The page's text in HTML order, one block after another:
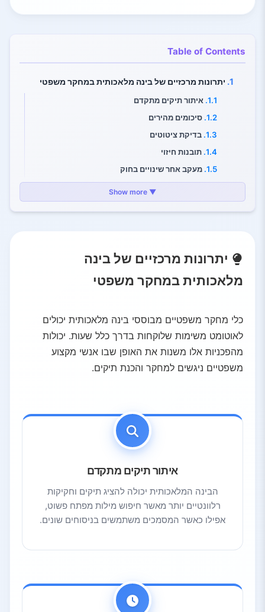
Table of Contents
1. יתרונות מרכזיים של בינה מלאכותית במחקר משפטי
1.1. איתור תיקים מתקדם
1.2. סיכומים מהירים
1.3. בדיקת ציטוטים
1.4. תובנות חיזוי
1.5. מעקב אחר שינויים בחוק
2. כלים ופלטפורמות בינה מלאכותית
2.3. צ'אטבוטים כלליים
3. מגבלות וזהירות
3.4. טענות שקריות
4. שיטות עבודה מומלצות לשימוש בבינה מלאכותית משפטית
4.3. הישארו מעודכנים בכללים
שלבו בינה מלאכותית עם שיקול דעת אנושי
▼ Show more
יתרונות מרכזיים של בינה
מלאכותית במחקר משפטי
כלי מחקר משפטיים מבוססי בינה מלאכותית יכולים
לאוטומט משימות שלוקחות בדרך כלל שעות. יכולות
מהפכניות אלו משנות את האופן שבו אנשי מקצוע
משפטיים ניגשים למחקר והכנת תיקים.
איתור תיקים מתקדם
הבינה המלאכותית יכולה להציג תיקים וחקיקות
רלוונטיים יותר מאשר חיפוש מילות מפתח פשוט,
אפילו כאשר המסמכים משתמשים בניסוחים שונים.